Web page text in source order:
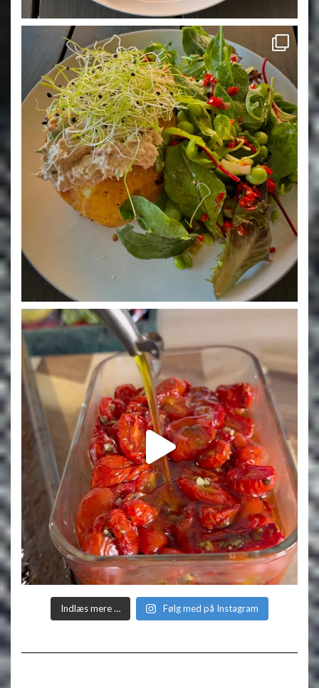
Indlæs mere … Følg med på Instagram